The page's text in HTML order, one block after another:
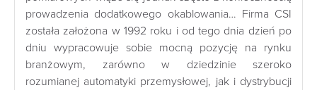
prowadzenia dodatkowego okablowania… Firma CSI
została założona w 1992 roku i od tego dnia dzień po
dniu wypracowuje sobie mocną pozycję na rynku
branżowym, zarówno w dziedzinie szeroko
rozumianej automatyki przemysłowej, jak i dystrybucji